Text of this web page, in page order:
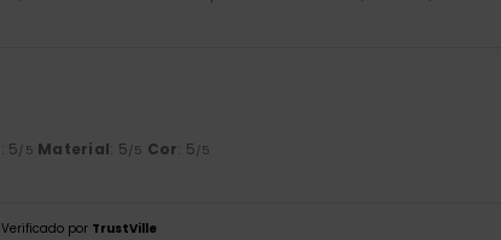
: 5/5 Material: 5/5 Cor: 5/5
Verificado por TrustVille